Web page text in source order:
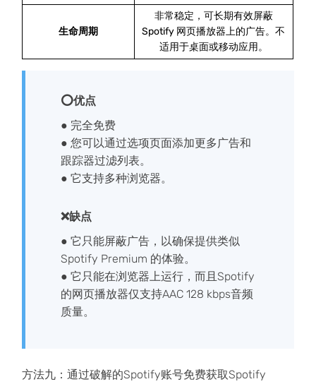
生命周期
非常稳定，可长期有效屏蔽
Spotify 网页播放器上的广告。不
适用于桌面或移动应用。
⭕优点
● 完全免费
● 您可以通过选项页面添加更多广告和
跟踪器过滤列表。
● 它支持多种浏览器。
❌缺点
● 它只能屏蔽广告，以确保提供类似
Spotify Premium 的体验。
● 它只能在浏览器上运行，而且Spotify
的网页播放器仅支持AAC 128 kbps音频
质量。
方法九：通过破解的Spotify账号免费获取Spotify